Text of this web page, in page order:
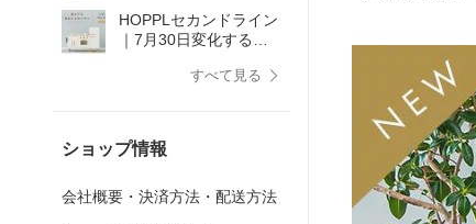
HOPPLセカンドライン
｜7月30日変化するキ
して登場！すべて見る
ショップ情報
会社概要・決済方法・配送方法